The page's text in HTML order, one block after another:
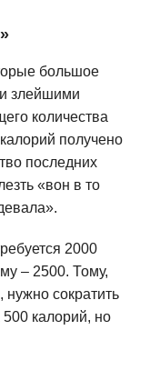
большое
злейшими
количества
получено
последних
«вон в то
2000
– 2500. Тому,
нужно сократить
калорий, но